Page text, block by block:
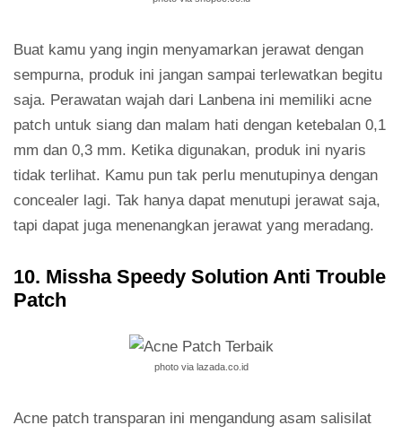
Buat kamu yang ingin menyamarkan jerawat dengan
sempurna, produk ini jangan sampai terlewatkan begitu
saja. Perawatan wajah dari Lanbena ini memiliki acne
patch untuk siang dan malam hati dengan ketebalan 0,1
mm dan 0,3 mm. Ketika digunakan, produk ini nyaris
tidak terlihat. Kamu pun tak perlu menutupinya dengan
concealer lagi. Tak hanya dapat menutupi jerawat saja,
tapi dapat juga menenangkan jerawat yang meradang.
10. Missha Speedy Solution Anti Trouble
Patch
photo via lazada.co.id
Acne patch transparan ini mengandung asam salisilat